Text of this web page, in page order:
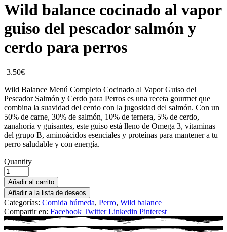
Wild balance cocinado al vapor
guiso del pescador salmón y
cerdo para perros
3.50€
Wild Balance Menú Completo Cocinado al Vapor Guiso del
Pescador Salmón y Cerdo para Perros es una receta gourmet que
combina la suavidad del cerdo con la jugosidad del salmón. Con un
50% de carne, 30% de salmón, 10% de ternera, 5% de cerdo,
zanahoria y guisantes, este guiso está lleno de Omega 3, vitaminas
del grupo B, aminoácidos esenciales y proteínas para mantener a tu
perro saludable y con energía.
Quantity
Añadir al carrito
Añadir a la lista de deseos
Categorías: Comida húmeda, Perro, Wild balance
Compartir en: Facebook Twitter Linkedin Pinterest